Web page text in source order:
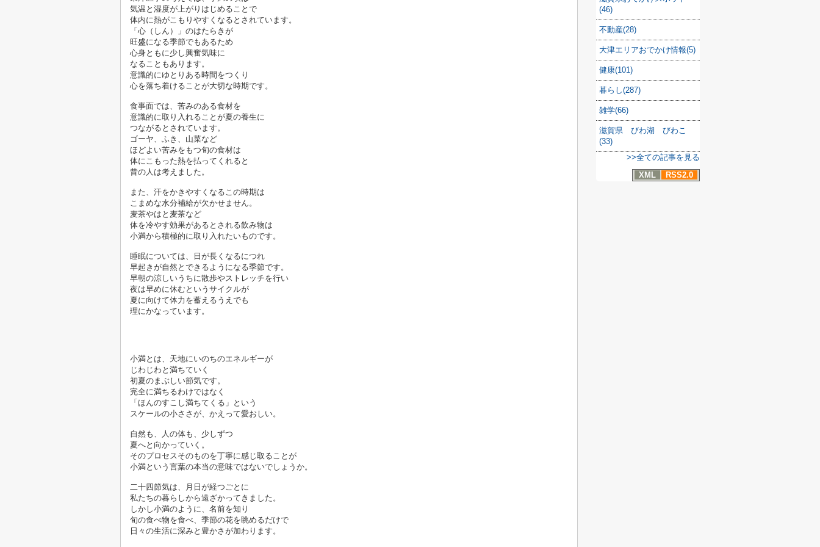
気温と湿度が上がりはじめることで
体内に熱がこもりやすくなるとされています。
「心（しん）」のはたらきが
旺盛になる季節でもあるため
心身ともに少し興奮気味に
なることもあります。
意識的にゆとりある時間をつくり
心を落ち着けることが大切な時期です。
食事面では、苦みのある食材を
意識的に取り入れることが夏の養生に
つながるとされています。
ゴーヤ、ふき、山菜など
ほどよい苦みをもつ旬の食材は
体にこもった熱を払ってくれると
昔の人は考えました。
また、汗をかきやすくなるこの時期は
こまめな水分補給が欠かせません。
麦茶やはと麦茶など
体を冷やす効果があるとされる飲み物は
小満から積極的に取り入れたいものです。
睡眠については、日が長くなるにつれ
早起きが自然とできるようになる季節です。
早朝の涼しいうちに散歩やストレッチを行い
夜は早めに休むというサイクルが
夏に向けて体力を蓄えるうえでも
理にかなっています。
小満とは、天地にいのちのエネルギーが
じわじわと満ちていく
初夏のまぶしい節気です。
完全に満ちるわけではなく
「ほんのすこし満ちてくる」という
スケールの小ささが、かえって愛おしい。
自然も、人の体も、少しずつ
夏へと向かっていく。
そのプロセスそのものを丁寧に感じ取ることが
小満という言葉の本当の意味ではないでしょうか。
二十四節気は、月日が経つごとに
私たちの暮らしから遠ざかってきました。
しかし小満のように、名前を知り
旬の食べ物を食べ、季節の花を眺めるだけで
日々の生活に深みと豊かさが加わります。
(46)
不動産(28)
大津エリアおでかけ情報(5)
健康(101)
暮らし(287)
雑学(66)
滋賀県 びわ湖 びわこ
(33)
>>全ての記事を見る
XML
RSS2.0